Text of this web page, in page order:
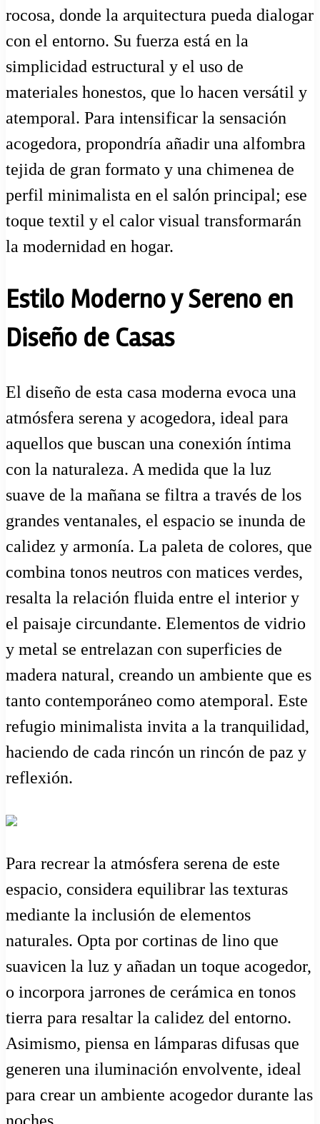
rocosa, donde la arquitectura pueda dialogar
con el entorno. Su fuerza está en la
simplicidad estructural y el uso de
materiales honestos, que lo hacen versátil y
atemporal. Para intensificar la sensación
acogedora, propondría añadir una alfombra
tejida de gran formato y una chimenea de
perfil minimalista en el salón principal; ese
toque textil y el calor visual transformarán
la modernidad en hogar.
Estilo Moderno y Sereno en
Diseño de Casas
El diseño de esta casa moderna evoca una
atmósfera serena y acogedora, ideal para
aquellos que buscan una conexión íntima
con la naturaleza. A medida que la luz
suave de la mañana se filtra a través de los
grandes ventanales, el espacio se inunda de
calidez y armonía. La paleta de colores, que
combina tonos neutros con matices verdes,
resalta la relación fluida entre el interior y
el paisaje circundante. Elementos de vidrio
y metal se entrelazan con superficies de
madera natural, creando un ambiente que es
tanto contemporáneo como atemporal. Este
refugio minimalista invita a la tranquilidad,
haciendo de cada rincón un rincón de paz y
reflexión.
Para recrear la atmósfera serena de este
espacio, considera equilibrar las texturas
mediante la inclusión de elementos
naturales. Opta por cortinas de lino que
suavicen la luz y añadan un toque acogedor,
o incorpora jarrones de cerámica en tonos
tierra para resaltar la calidez del entorno.
Asimismo, piensa en lámparas difusas que
generen una iluminación envolvente, ideal
para crear un ambiente acogedor durante las